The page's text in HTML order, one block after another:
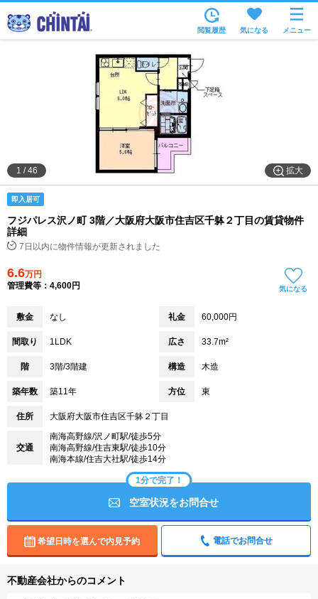
住所から
家賃相場から
通勤通学時間から
物件特集から
不動産会社から
閲覧履歴 気になる メニュー
拡大
1 /46
即入居可
フジパレス沢ノ町 3階／大阪府大阪市住吉区千躰２丁目の賃貸物件
詳細
7日以内に物件情報が更新されました
6.6万円
管理費等：4,600円
気になる
敷金 なし 礼金 60,000円
間取り 1LDK 広さ 33.7m²
階 3階/3階建 構造 木造
築年数 築11年 方位 東
住所 大阪府大阪市住吉区千躰２丁目
交通
南海高野線/沢ノ町駅/徒歩5分
南海高野線/住吉東駅/徒歩10分
南海本線/住吉大社駅/徒歩14分
1分で完了！
空室状況をお問合せ
希望日時を選んで内見予約 電話でお問合せ
不動産会社からのコメント